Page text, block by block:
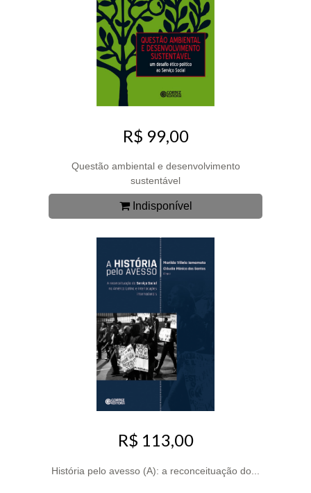
R$ 99,00
Questão ambiental e desenvolvimento
sustentável
Indisponível
R$ 113,00
História pelo avesso (A): a reconceituação do...